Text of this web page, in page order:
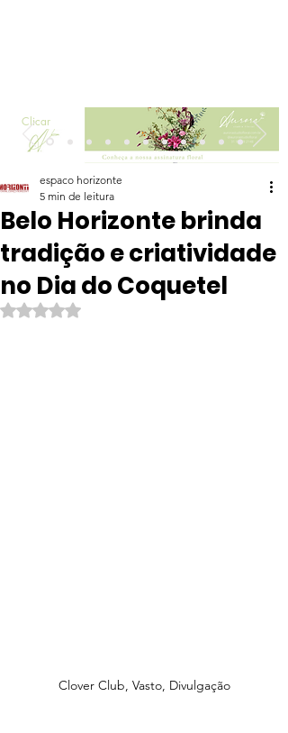
Clicar
Belo Horizonte brinda
tradição e criatividade
no Dia do Coquetel
espaco horizonte
5 min de leitura
Avaliado com NaN de 5 estrelas.
Clover Club, Vasto, Divulgação